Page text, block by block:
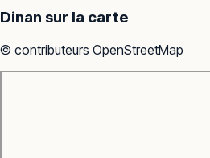
Dinan sur la carte
© contributeurs OpenStreetMap